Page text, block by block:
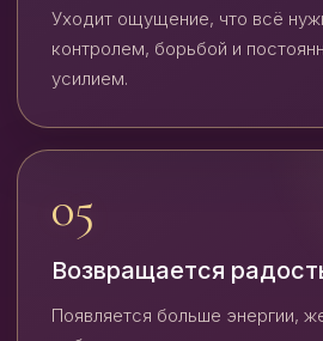
Уходит ощущение, что всё
контролем, борьбой и
усилием.
05
Возвращается
Появляется больше энергии,